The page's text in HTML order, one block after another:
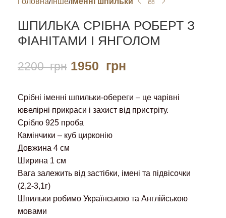
ШПИЛЬКА СРІБНА РОБЕРТ З
ФІАНІТАМИ І ЯНГОЛОМ
2200грн 1950 грн
Срібні іменні шпильки-обереги – це чарівні
ювелірні прикраси і захист від пристріту.
Срібло 925 проба
Камінчики – куб цирконію
Довжина 4 см
Ширина 1 см
Вага залежить від застібки, імені та підвісочки
(2,2-3,1г)
Шпильки робимо Українською та Англійською
мовами